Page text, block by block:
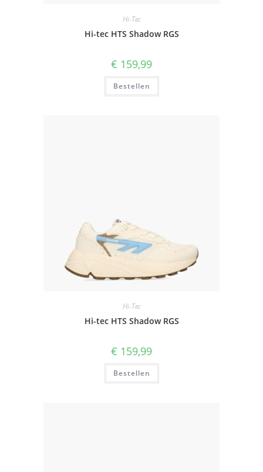
Hi-Tec
Hi-tec HTS Shadow RGS
€ 159,99
Bestellen
Hi-Tec
Hi-tec HTS Shadow RGS
€ 159,99
Bestellen